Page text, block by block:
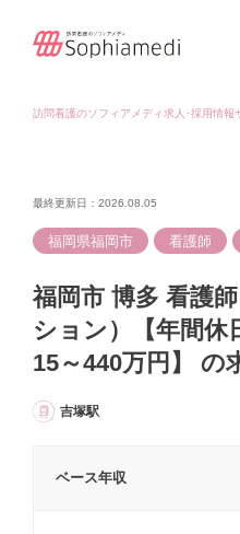
訪問看護のソフィアメディ求人･採用情報
最終更新日：2026.08.05
福岡県福岡市 看護師
福岡市 博多 看護
ション）【年間休
15～440万円】 の
吉塚駅
ベース年収